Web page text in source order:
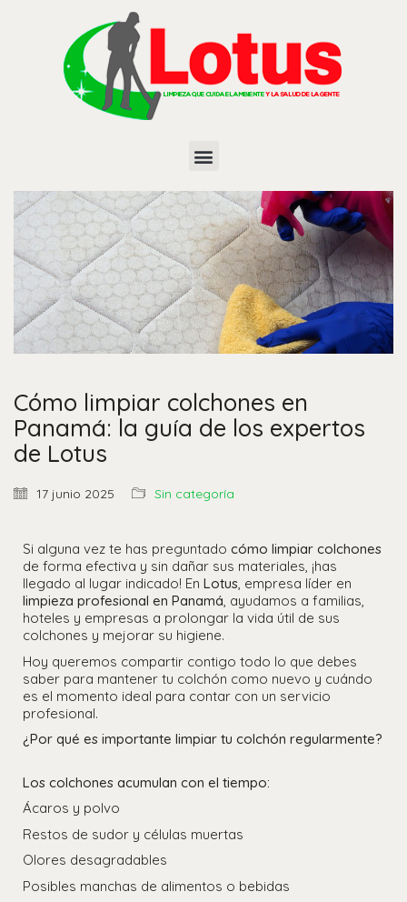
Cómo limpiar colchones en
Panamá: la guía de los expertos
de Lotus
17 junio 2025 Sin categoría
Si alguna vez te has preguntado cómo limpiar colchones
de forma efectiva y sin dañar sus materiales, ¡has
llegado al lugar indicado! En Lotus, empresa líder en
limpieza profesional en Panamá, ayudamos a familias,
hoteles y empresas a prolongar la vida útil de sus
colchones y mejorar su higiene.
Hoy queremos compartir contigo todo lo que debes
saber para mantener tu colchón como nuevo y cuándo
es el momento ideal para contar con un servicio
profesional.
¿Por qué es importante limpiar tu colchón regularmente?
Los colchones acumulan con el tiempo:
Ácaros y polvo
Restos de sudor y células muertas
Olores desagradables
Posibles manchas de alimentos o bebidas